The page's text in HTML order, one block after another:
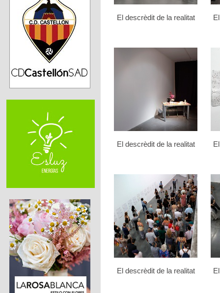
El descrèdit de la realitat
El descrèdit de la realitat
El descrèdit de la realitat